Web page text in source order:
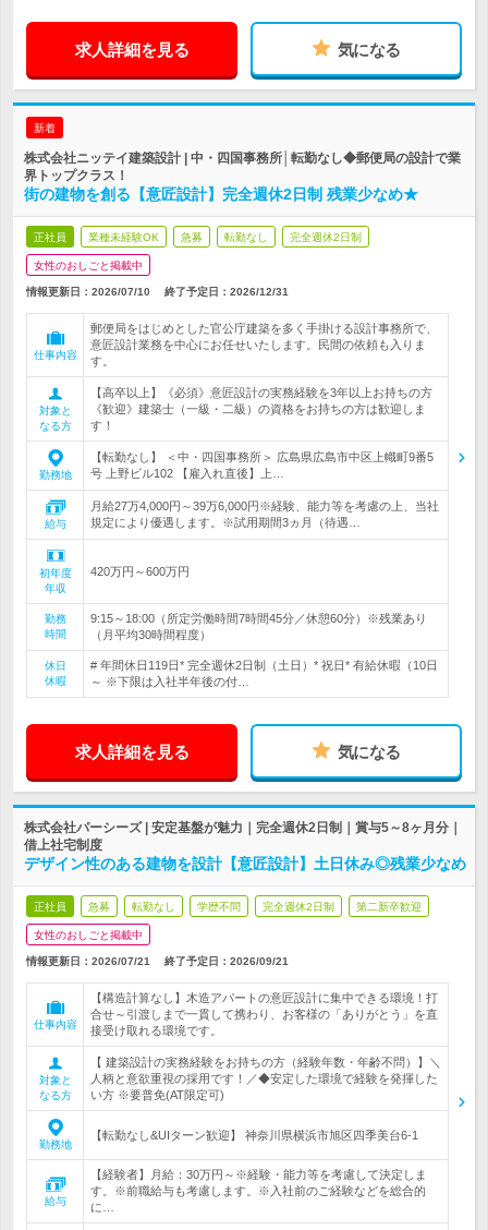
求人詳細を見る 気になる
新着
株式会社ニッテイ建築設計 | 中・四国事務所│転勤なし◆郵便局の設計で業
界トップクラス！
街の建物を創る【意匠設計】完全週休2日制 残業少なめ★
正社員 業種未経験OK 急募 転勤なし 完全週休2日制
女性のおしごと掲載中
情報更新日：2026/07/10 終了予定日： 2026/12/31
仕事内容
郵便局をはじめとした官公庁建築を多く手掛ける設計事務所で、
意匠設計業務を中心にお任せいたします。民間の依頼も入りま
す。
対象と
なる方
【高卒以上】《必須》意匠設計の実務経験を3年以上お持ちの方
《歓迎》建築士（一級・二級）の資格をお持ちの方は歓迎しま
す！
勤務地
【転勤なし】 ＜中・四国事務所＞ 広島県広島市中区上幟町9番5
号 上野ビル102 【雇入れ直後】上…
給与
月給27万4,000円～39万6,000円※経験、能力等を考慮の上、当社
規定により優遇します。※試用期間3ヵ月（待遇…
初年度
年収
420万円～600万円
勤務
時間
9:15～18:00（所定労働時間7時間45分／休憩60分）※残業あり
（月平均30時間程度）
休日
休暇
# 年間休日119日* 完全週休2日制（土日）* 祝日* 有給休暇（10日
～ ※下限は入社半年後の付…
求人詳細を見る 気になる
株式会社パーシーズ | 安定基盤が魅力｜完全週休2日制｜賞与5～8ヶ月分｜
借上社宅制度
デザイン性のある建物を設計【意匠設計】土日休み◎残業少なめ
正社員 急募 転勤なし 学歴不問 完全週休2日制 第二新卒歓迎
女性のおしごと掲載中
情報更新日：2026/07/21 終了予定日： 2026/09/21
仕事内容
【構造計算なし】木造アパートの意匠設計に集中できる環境！打
合せ～引渡しまで一貫して携わり、お客様の「ありがとう」を直
接受け取れる環境です。
対象と
なる方
【 建築設計の実務経験をお持ちの方（経験年数・年齢不問）】＼
人柄と意欲重視の採用です！／◆安定した環境で経験を発揮した
い方 ※要普免(AT限定可)
勤務地
【転勤なし&UIターン歓迎】 神奈川県横浜市旭区四季美台6-1
給与
【経験者】月給：30万円～※経験・能力等を考慮して決定しま
す。※前職給与も考慮します。※入社前のご経験などを総合的
に…